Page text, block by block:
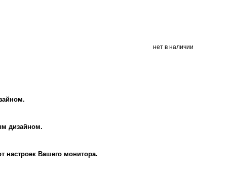
нет в наличии
дизайном.
настроек Вашего монитора.